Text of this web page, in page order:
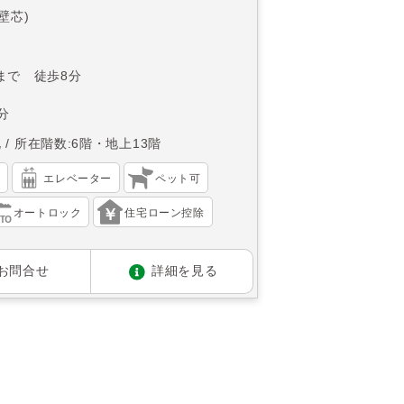
芯)
で 徒歩8分
所在階数:6階・地上13階
エレベーター ペット可
オートロック 住宅ローン控除
問合せ 詳細を見る